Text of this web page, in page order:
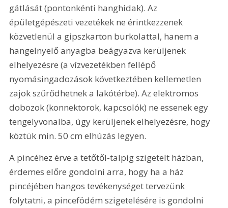
gátlását (pontonkénti hanghidak). Az
épületgépészeti vezetékek ne érintkezzenek
közvetlenül a gipszkarton burkolattal, hanem a
hangelnyelő anyagba beágyazva kerüljenek
elhelyezésre (a vízvezetékben fellépő
nyomásingadozások következtében kellemetlen
zajok szűrődhetnek a lakótérbe). Az elektromos
dobozok (konnektorok, kapcsolók) ne essenek egy
tengelyvonalba, úgy kerüljenek elhelyezésre, hogy
köztük min. 50 cm elhúzás legyen.
A pincéhez érve a tetőtől-talpig szigetelt házban,
érdemes előre gondolni arra, hogy ha a ház
pincéjében hangos tevékenységet tervezünk
folytatni, a pincefödém szigetelésére is gondolni